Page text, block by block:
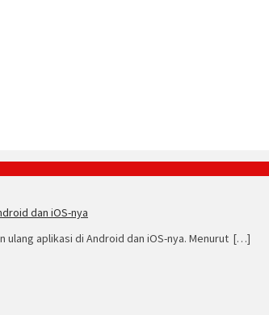
dan iOS-nya
ulang aplikasi di Android dan iOS-nya. Menurut […]